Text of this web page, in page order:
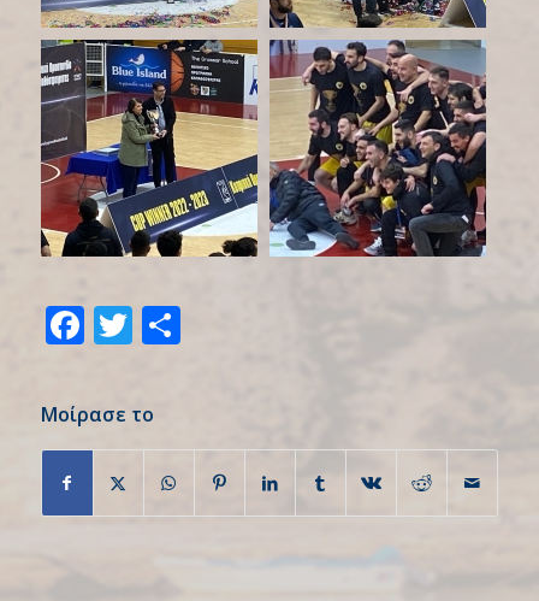
Facebook
Twitter
Share
Μοίρασε το